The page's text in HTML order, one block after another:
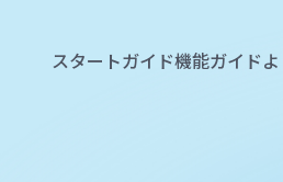
スタートガイド機能ガイド